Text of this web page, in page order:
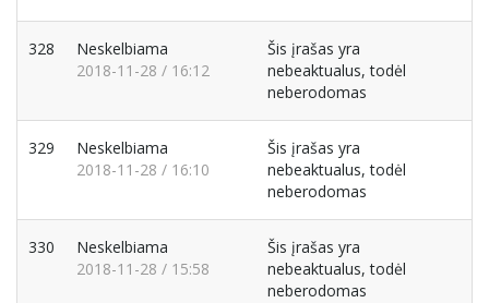
328
Neskelbiama
2018-11-28 / 16:12
Šis įrašas yra
nebeaktualus, todėl
neberodomas
329
Neskelbiama
2018-11-28 / 16:10
Šis įrašas yra
nebeaktualus, todėl
neberodomas
330
Neskelbiama
2018-11-28 / 15:58
Šis įrašas yra
nebeaktualus, todėl
neberodomas